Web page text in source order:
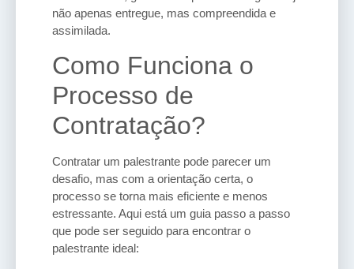
não apenas entregue, mas compreendida e
assimilada.
Como Funciona o
Processo de
Contratação?
Contratar um palestrante pode parecer um
desafio, mas com a orientação certa, o
processo se torna mais eficiente e menos
estressante. Aqui está um guia passo a passo
que pode ser seguido para encontrar o
palestrante ideal: